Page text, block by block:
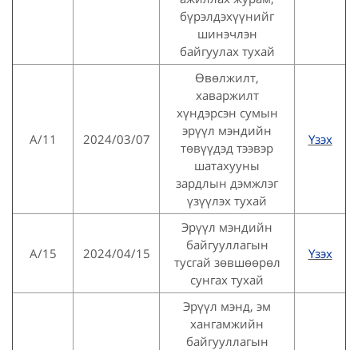
бүрэлдэхүүнийг
шинэчлэн
байгуулах тухай
А/11 2024/03/07
Өвөлжилт,
хаваржилт
хүндэрсэн сумын
эрүүл мэндийн
төвүүдэд тээвэр
шатахууны
зардлын дэмжлэг
үзүүлэх тухай
Үзэх
A/15 2024/04/15
Эрүүл мэндийн
байгууллагын
тусгай зөвшөөрөл
сунгах тухай
Үзэх
Эрүүл мэнд, эм
хангамжийн
байгууллагын